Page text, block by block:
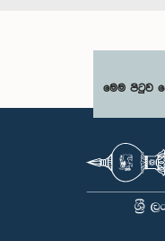
මෙම පිටුව